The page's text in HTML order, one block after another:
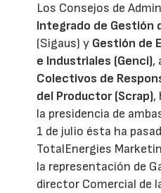
Los Consejos de
Integrado de Gestión
(Sigaus) y Gestión de
e Industriales (Genci),
Colectivos de
del Productor (Scrap),
la presidencia de
1 de julio ésta ha
TotalEnergies
la representación de
director Comercial de